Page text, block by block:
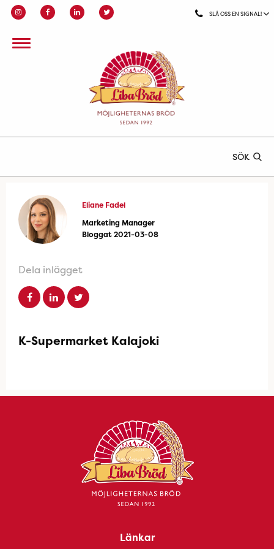
SLÅ OSS EN SIGNAL!
SÖK
Eliane Fadel
Marketing Manager
Bloggat 2021-03-08
Dela inlägget
K-Supermarket Kalajoki
Länkar